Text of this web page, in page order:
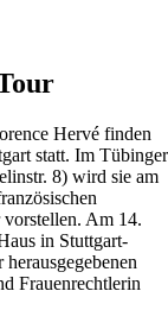
Hervé finden
statt. Im Tübinger
8) wird sie am
Am 14.
in Stuttgart-
Frauenrechtlerin